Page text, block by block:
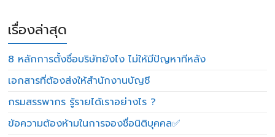
เรื่องล่าสุด
8 หลักการตั้งชื่อบริษัทยังไง ไม่ให้มีปัญหาทีหลัง
เอกสารที่ต้องส่งให้สำนักงานบัญชี
กรมสรรพากร รู้รายได้เราอย่างไร ?
ข้อความต้องห้ามในการจองชื่อนิติบุคคล✅